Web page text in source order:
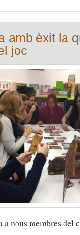
amb èxit la
joc
a nous membres del